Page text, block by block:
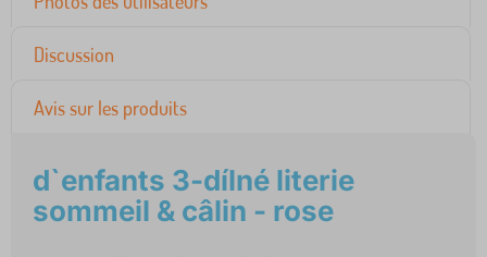
Discussion
Avis sur les produits
d`enfants 3-dílné literie
sommeil & câlin - rose